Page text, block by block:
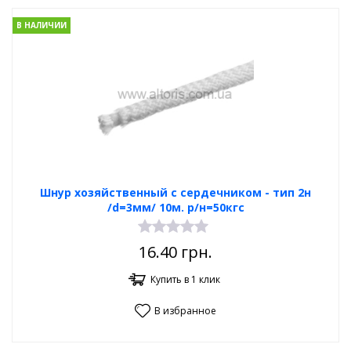
Шнур хозяйственный с сердечником - тип 2н
/d=3мм/ 10м. р/н=50кгс
В НАЛИЧИИ
16.40 грн.
Купить в 1 клик
В избранное